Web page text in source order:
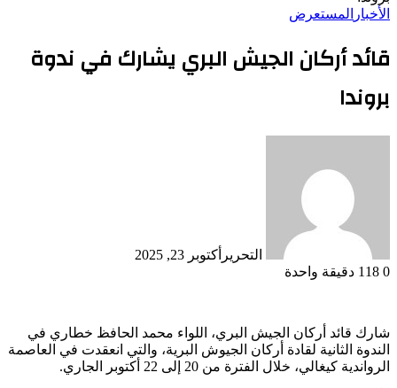
الأخبار المستعرض
قائد أركان الجيش البري يشارك في ندوة
بروندا
التحرير أكتوبر 23, 2025
0
دقيقة واحدة
شارك قائد أركان الجيش البري، اللواء محمد الحافظ خطاري في
الندوة الثانية لقادة أركان الجيوش البرية، والتي انعقدت في العاصمة
الرواندية كيغالي، خلال الفترة من 20 إلى 22 أكتوبر الجاري.